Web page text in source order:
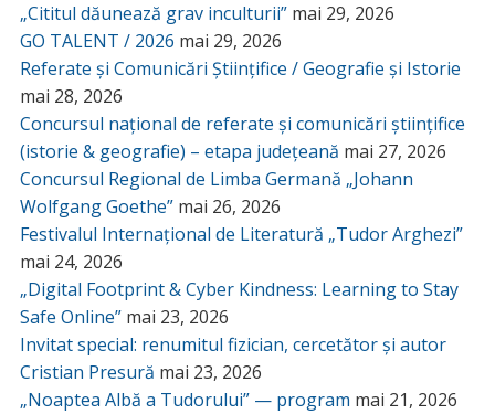
„Cititul dăunează grav inculturii” mai 29, 2026
GO TALENT / 2026 mai 29, 2026
Referate și Comunicări Științifice / Geografie și Istorie
mai 28, 2026
Concursul național de referate și comunicări științifice
(istorie & geografie) – etapa județeană mai 27, 2026
Concursul Regional de Limba Germană „Johann
Wolfgang Goethe” mai 26, 2026
Festivalul Internațional de Literatură „Tudor Arghezi”
mai 24, 2026
„Digital Footprint & Cyber Kindness: Learning to Stay
Safe Online” mai 23, 2026
Invitat special: renumitul fizician, cercetător și autor
Cristian Presură mai 23, 2026
„Noaptea Albă a Tudorului” — program mai 21, 2026